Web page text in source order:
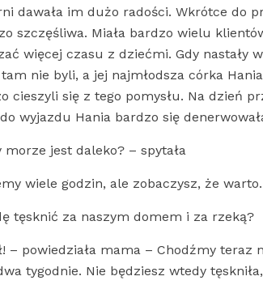
dawała im dużo radości. Wkrótce do
szczęśliwa. Miała bardzo wielu
więcej czasu z dziećmi. Gdy nastały
nie byli, a jej najmłodsza córka
cieszyli się z tego pomysłu. Na dzień
wyjazdu Hania bardzo się
jest daleko? – spytała
wiele godzin, ale zobaczysz, że warto.
tęsknić za naszym domem i za rzeką?
– powiedziała mama – Chodźmy
tygodnie. Nie będziesz wtedy